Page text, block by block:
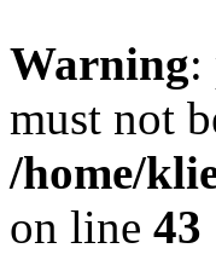
Warning:
must not
/home/
on line 43